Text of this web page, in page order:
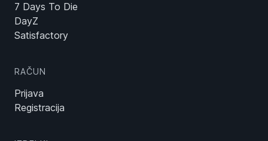
7 Days To Die
DayZ
Satisfactory
RAČUN
Prijava
Registracija